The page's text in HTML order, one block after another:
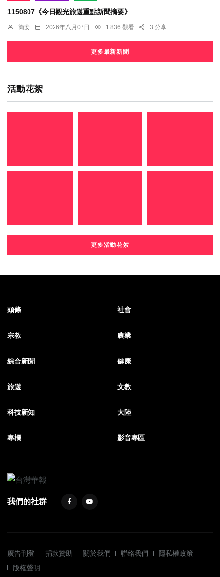
1150807《今日觀光旅遊重點新聞摘要》
簡安 2026年八月07日 1,836 觀看 3 分享
更多最新新聞
活動花絮
更多活動花絮
頭條 社會
宗教 農業
綜合新聞 健康
旅遊 文教
科技新知 大陸
專欄 影音專區
我們的社群
廣告刊登 捐款贊助 關於我們 聯絡我們
隱私權政策
版權聲明